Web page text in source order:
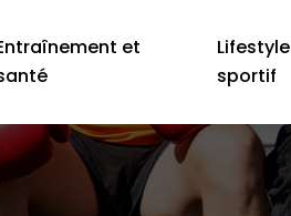
et
Lifestyle
sportif